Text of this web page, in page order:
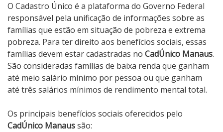
O Cadastro Único é a plataforma do Governo Federal
responsável pela unificação de informações sobre as
famílias que estão em situação de pobreza e extrema
pobreza. Para ter direito aos benefícios sociais, essas
famílias devem estar cadastradas no CadÚnico Manaus.
São consideradas famílias de baixa renda que ganham
até meio salário mínimo por pessoa ou que ganham
até três salários mínimos de rendimento mental total.
Os principais benefícios sociais oferecidos pelo
CadÚnico Manaussão: